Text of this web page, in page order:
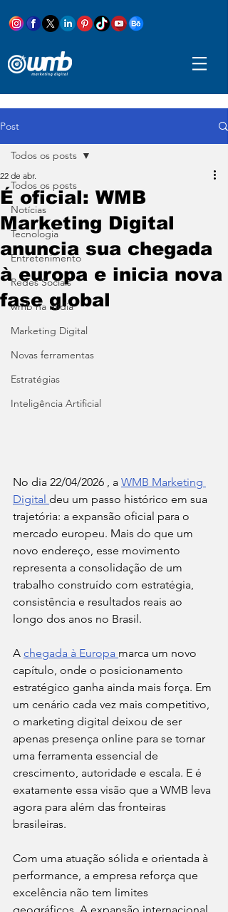
Post
Todos os posts
Notícias
Tecnologia
Entretenimento
Redes Sociais
wmb na mídia
Marketing Digital
Novas ferramentas
Estratégias
Inteligência Artificial
Todos os posts
É oficial: WMB
Marketing Digital
anuncia sua chegada
à europa e inicia nova
fase global
22 de abr.
No dia 22/04/2026 , a WMB Marketing
Digital deu um passo histórico em sua
trajetória: a expansão oficial para o
mercado europeu. Mais do que um
novo endereço, esse movimento
representa a consolidação de um
trabalho construído com estratégia,
consistência e resultados reais ao
longo dos anos no Brasil.
A chegada à Europa marca um novo
capítulo, onde o posicionamento
estratégico ganha ainda mais força. Em
um cenário cada vez mais competitivo,
o marketing digital deixou de ser
apenas presença online para se tornar
uma ferramenta essencial de
crescimento, autoridade e escala. E é
exatamente essa visão que a WMB leva
agora para além das fronteiras
brasileiras.
Com uma atuação sólida e orientada à
performance, a empresa reforça que
excelência não tem limites